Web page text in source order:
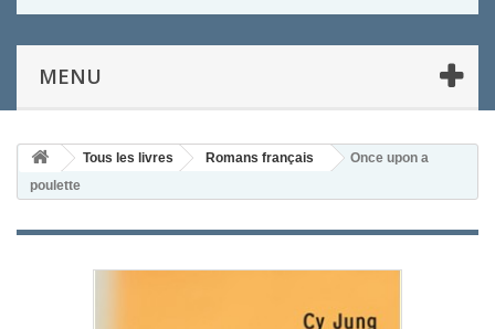
MENU
Tous les livres Romans français
Once upon a
poulette